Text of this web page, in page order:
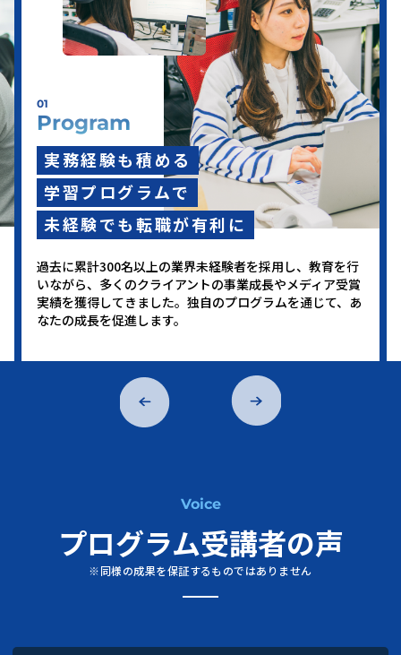
01
Program
実務経験も積める
学習プログラムで
未経験でも転職が有利に
過去に累計300名以上の業界未経験者を採用し、教育を行
いながら、多くのクライアントの事業成長やメディア受賞
実績を獲得してきました。独自のプログラムを通じて、あ
なたの成長を促進します。
Voice
プログラム受講者の声
※同様の成果を保証するものではありません